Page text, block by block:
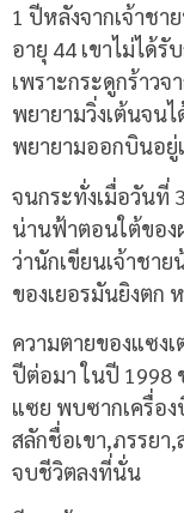
1 ปีหลังจากเจ้าชา
อายุ 44 เขาไม่ได้
เพราะกระดูกร้าว
พยายามวิ่งเต้นจน
พยายามออกบินอยู่
จนกระทั่งเมื่อวันที่
น่านฟ้าตอนใต้ของ
ว่านักเขียนเจ้าชา
ของเยอรมันยิงตก
ความตายของแซง
ปีต่อมา ในปี 1998
แซย พบซากเครื่อ
สลักชื่อเขา,ภรรย
จบชีวิตลงที่นั่น